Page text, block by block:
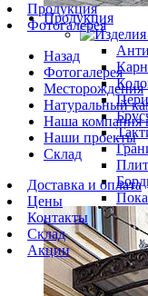
Продукция
Продукция
Фотогалерея
Назад
Фотогалерея
Месторождения
Натуральный
Наша компания
Наши проекты
Склад
Доставка и оплата
Цены
Контакты
Склад
Акции